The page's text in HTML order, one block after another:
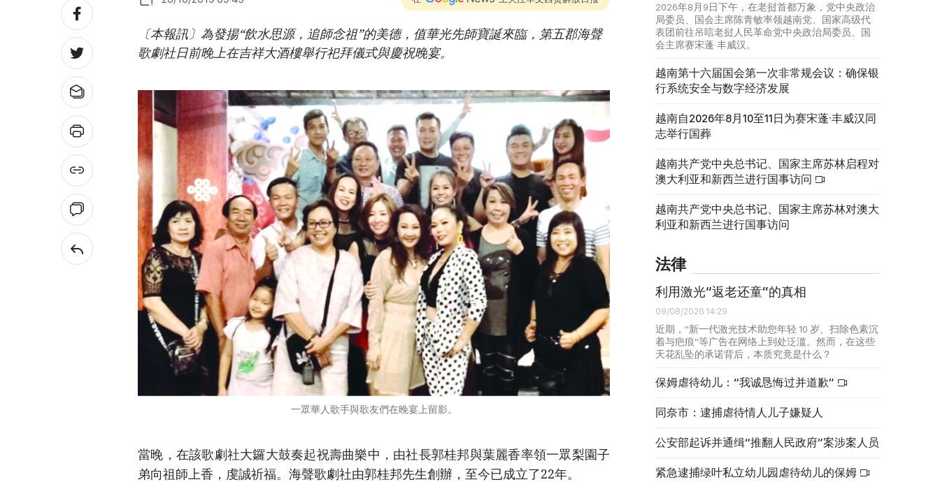
〔本報訊〕為發揚“飲水思源，追師念祖”的美德，值華光先師寶誕來臨，第五郡海聲
歌劇社日前晚上在吉祥大酒樓舉行祀拜儀式與慶祝晚宴。
一眾華人歌手與歌友們在晚宴上留影。
當晚，在該歌劇社大鑼大鼓奏起祝壽曲樂中，由社長郭桂邦與葉麗香率領一眾梨園子
弟向祖師上香，虔誠祈福。海聲歌劇社由郭桂邦先生創辦，至今已成立了22年。
2026年8月9日下午，在老挝首都万象，党中央政治
局委员、国会主席陈青敏率领越南党、国家高级代
表团前往吊唁老挝人民革命党中央政治局委员、国
会主席赛宋蓬·丰威汉。
越南第十六届国会第一次非常规会议：确保银
行系统安全与数字经济发展
越南自2026年8月10至11日为赛宋蓬·丰威汉同
志举行国葬
越南共产党中央总书记、国家主席苏林启程对
澳大利亚和新西兰进行国事访问
越南共产党中央总书记、国家主席苏林对澳大
利亚和新西兰进行国事访问
法律
利用激光“返老还童”的真相
09/08/2026 14:29
近期，“新一代激光技术助您年轻 10 岁、扫除色素沉
着与疤痕”等广告在网络上到处泛滥。然而，在这些
天花乱坠的承诺背后，本质究竟是什么？
保姆虐待幼儿：“我诚恳悔过并道歉”
同奈市：逮捕虐待情人儿子嫌疑人
公安部起诉并通缉“推翻人民政府”案涉案人员
紧急逮捕绿叶私立幼儿园虐待幼儿的保姆